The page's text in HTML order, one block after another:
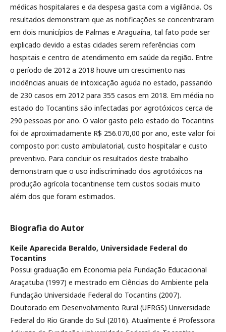
médicas hospitalares e da despesa gasta com a vigilância. Os
resultados demonstram que as notificações se concentraram
em dois municípios de Palmas e Araguaína, tal fato pode ser
explicado devido a estas cidades serem referências com
hospitais e centro de atendimento em saúde da região. Entre
o período de 2012 a 2018 houve um crescimento nas
incidências anuais de intoxicação aguda no estado, passando
de 230 casos em 2012 para 355 casos em 2018. Em média no
estado do Tocantins são infectadas por agrotóxicos cerca de
290 pessoas por ano. O valor gasto pelo estado do Tocantins
foi de aproximadamente R$ 256.070,00 por ano, este valor foi
composto por: custo ambulatorial, custo hospitalar e custo
preventivo. Para concluir os resultados deste trabalho
demonstram que o uso indiscriminado dos agrotóxicos na
produção agrícola tocantinense tem custos sociais muito
além dos que foram estimados.
Biografia do Autor
Keile Aparecida Beraldo, Universidade Federal do
Tocantins
Possui graduação em Economia pela Fundação Educacional
Araçatuba (1997) e mestrado em Ciências do Ambiente pela
Fundação Universidade Federal do Tocantins (2007).
Doutorado em Desenvolvimento Rural (UFRGS) Universidade
Federal do Rio Grande do Sul (2016). Atualmente é Professora